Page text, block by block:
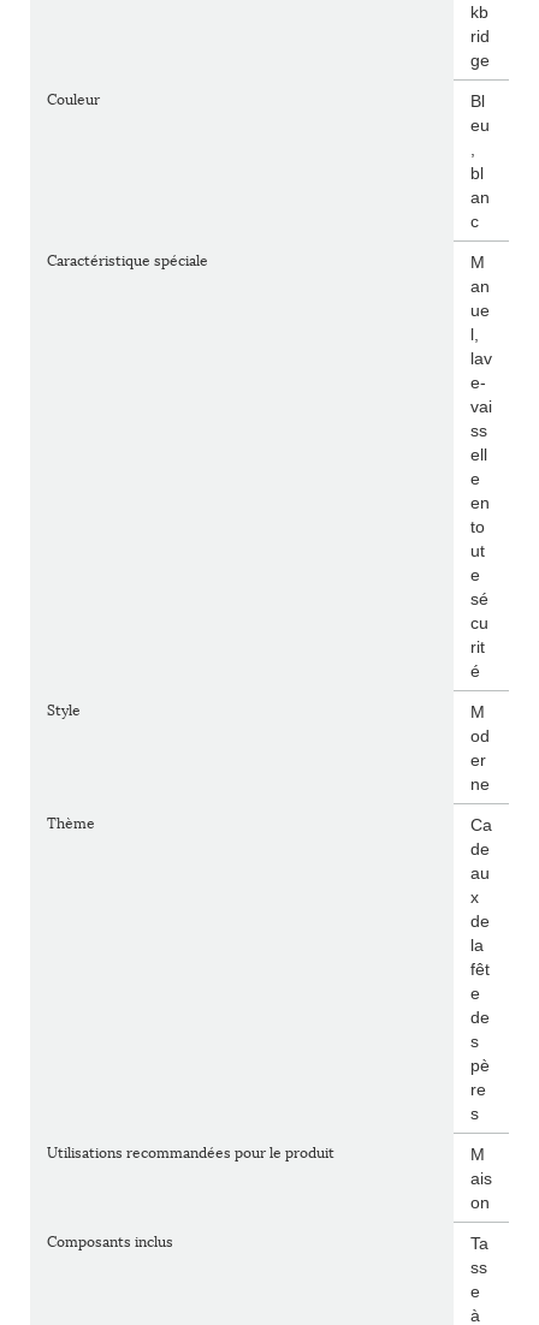
kb
rid
ge
Couleur
Bl
eu
bl
an
c
Caractéristique spéciale
M
an
ue
l,
lav
e-
vai
ss
ell
e
en
to
ut
e
sé
cu
rit
é
Style
M
od
er
ne
Thème
Ca
de
au
x
de
la
fêt
e
de
s
pè
re
s
Utilisations recommandées pour le produit
M
ais
on
Composants inclus
Ta
ss
e
à